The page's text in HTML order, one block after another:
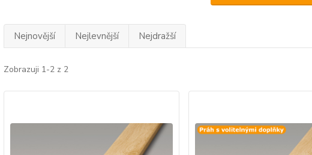
Nejnovější Nejlevnější Nejdražší
Zobrazuji 1-2 z 2